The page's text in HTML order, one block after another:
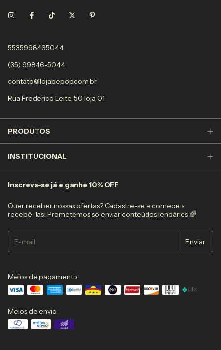
5535998465044
(35) 99846-5044
contato@lojabepop.com.br
Rua Frederico Leite, 50 loja 01
PRODUTOS
INSTITUCIONAL
Inscreva-se já e ganhe 10% OFF
Quer receber nossas ofertas? Cadastre-se e comece a
recebê-las! Prometemos só enviar conteúdos lendários 🌈
Meios de pagamento
Meios de envio